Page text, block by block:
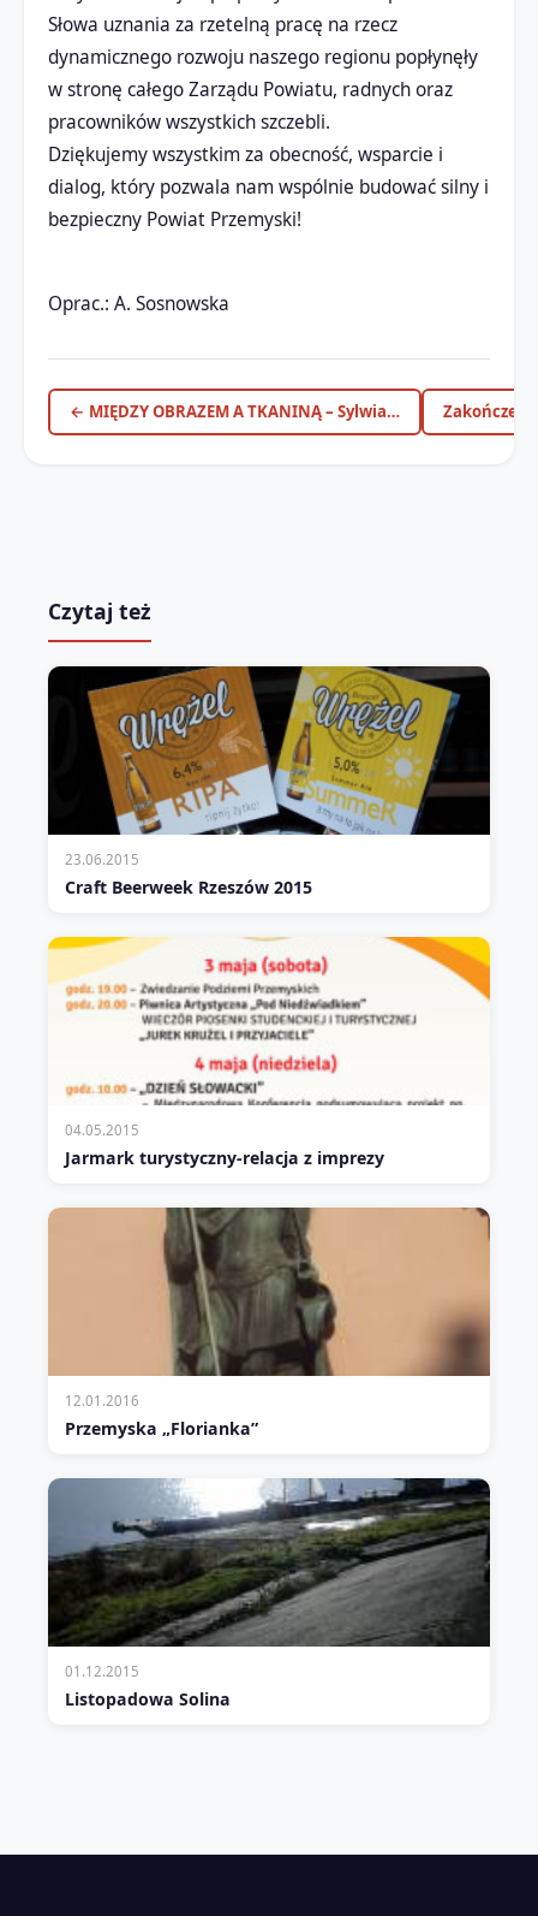
Słowa uznania za rzetelną pracę na rzecz
dynamicznego rozwoju naszego regionu popłynęły
w stronę całego Zarządu Powiatu, radnych oraz
pracowników wszystkich szczebli.
Dziękujemy wszystkim za obecność, wsparcie i
dialog, który pozwala nam wspólnie budować silny i
bezpieczny Powiat Przemyski!
Oprac.: A. Sosnowska
← MIĘDZY OBRAZEM A TKANINĄ – Sylwia…
Czytaj też
23.06.2015
Craft Beerweek Rzeszów 2015
04.05.2015
Jarmark turystyczny-relacja z imprezy
12.01.2016
Przemyska „Florianka”
01.12.2015
Listopadowa Solina